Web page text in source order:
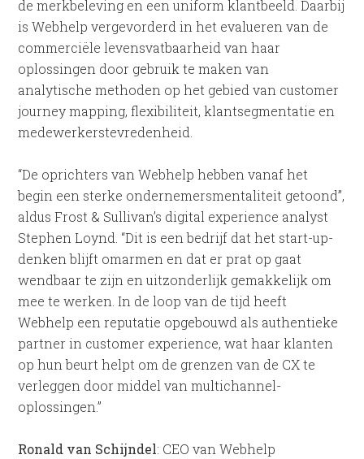
de merkbeleving en een uniform klantbeeld. Daarbij
is Webhelp vergevorderd in het evalueren van de
commerciële levensvatbaarheid van haar
oplossingen door gebruik te maken van
analytische methoden op het gebied van customer
journey mapping, flexibiliteit, klantsegmentatie en
medewerkerstevredenheid.
“De oprichters van Webhelp hebben vanaf het
begin een sterke ondernemersmentaliteit getoond”,
aldus Frost & Sullivan’s digital experience analyst
Stephen Loynd. “Dit is een bedrijf dat het start-up-
denken blijft omarmen en dat er prat op gaat
wendbaar te zijn en uitzonderlijk gemakkelijk om
mee te werken. In de loop van de tijd heeft
Webhelp een reputatie opgebouwd als authentieke
partner in customer experience, wat haar klanten
op hun beurt helpt om de grenzen van de CX te
verleggen door middel van multichannel-
oplossingen.”
Ronald van Schijndel: CEO van Webhelp